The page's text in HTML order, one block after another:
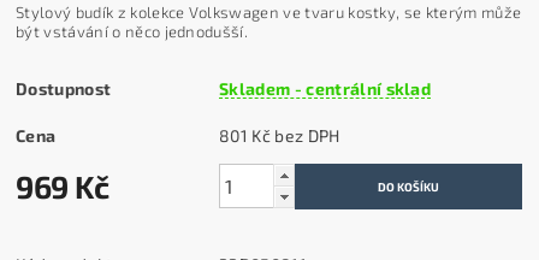
Stylový budík z kolekce Volkswagen ve tvaru kostky, se kterým může
být vstávání o něco jednodušší.
Dostupnost Skladem - centrální sklad
Cena 801 Kč bez DPH
969 Kč